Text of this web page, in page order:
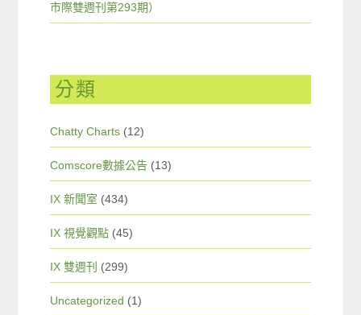
市際雙週刊第293期）
分類
Chatty Charts (12)
Comscore數據公告 (13)
IX 新聞室 (434)
IX 視覺觀點 (45)
IX 雙週刊 (299)
Uncategorized (1)